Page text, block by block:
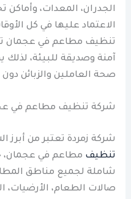
الجدران، المعدات،
الاعتماد عليها في كل
تنظيف مطاعم في عجمان
آمنة وصديقة للبيئة،
صحة العاملين والزبائن دون
شركة تنظيف مطاعم في
شركة زمردة تعتبر من
تنظيف مطاعم في
شاملة لجميع مناطق
صالات الطعام، الأرضيات،